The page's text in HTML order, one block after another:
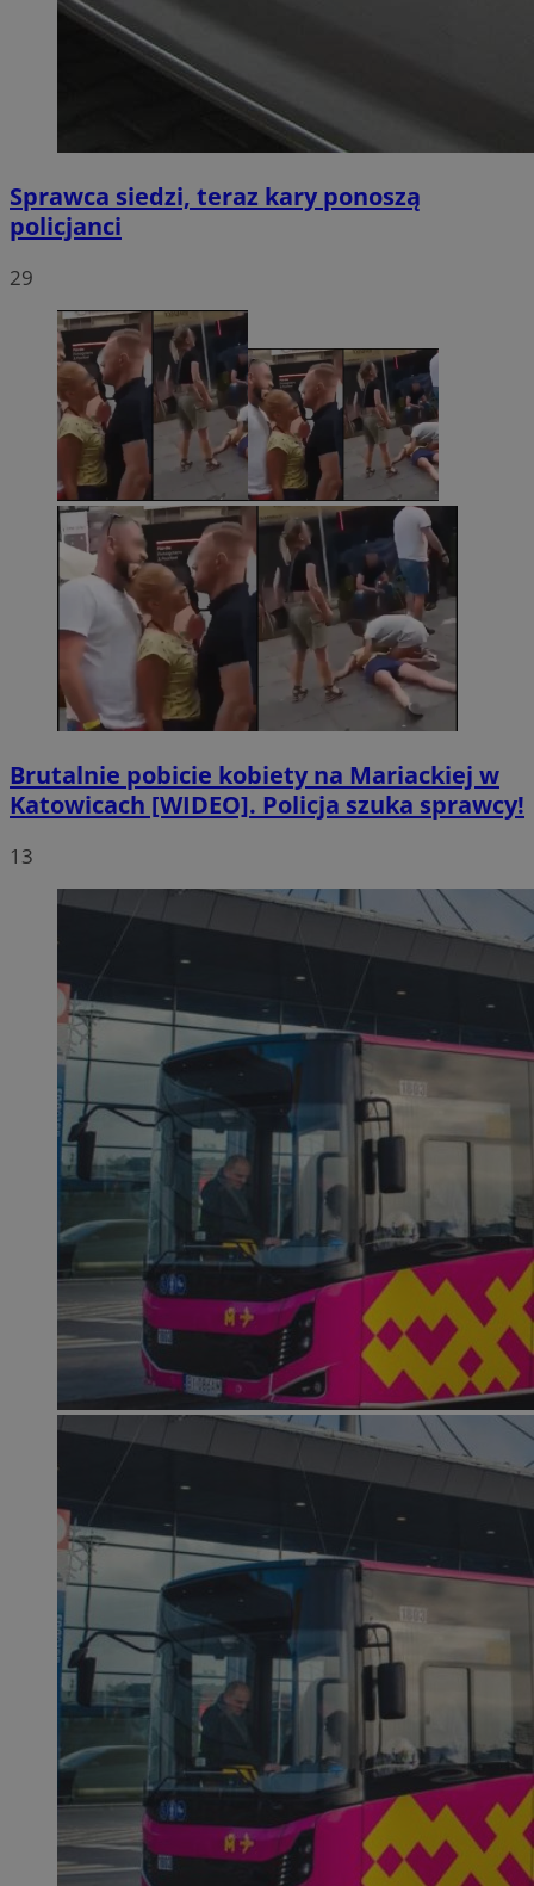
Sprawca siedzi, teraz kary ponoszą
policjanci
29
Brutalnie pobicie kobiety na Mariackiej w
Katowicach [WIDEO]. Policja szuka sprawcy!
13